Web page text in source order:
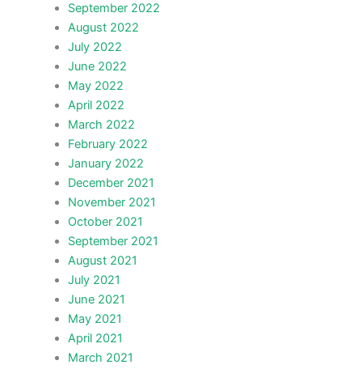
September 2022
August 2022
July 2022
June 2022
May 2022
April 2022
March 2022
February 2022
January 2022
December 2021
November 2021
October 2021
September 2021
August 2021
July 2021
June 2021
May 2021
April 2021
March 2021